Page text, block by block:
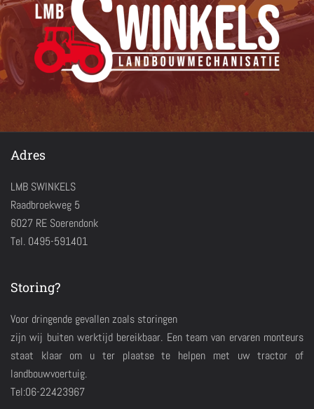
Adres
LMB SWINKELS
Raadbroekweg 5
6027 RE Soerendonk
Tel. 0495-591401
Storing?
Voor dringende gevallen zoals storingen
zijn wij buiten werktijd bereikbaar. Een team van ervaren monteurs
staat klaar om u ter plaatse te helpen met uw tractor of
landbouwvoertuig.
Tel:06-22423967